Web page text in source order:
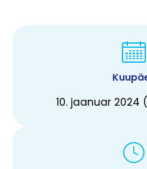
10. jaanuar 2024